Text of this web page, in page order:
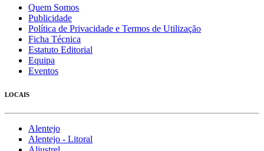
Quem Somos
Publicidade
Política de Privacidade e Termos de Utilização
Ficha Técnica
Estatuto Editorial
Equipa
Eventos
LOCAIS
Alentejo
Alentejo - Litoral